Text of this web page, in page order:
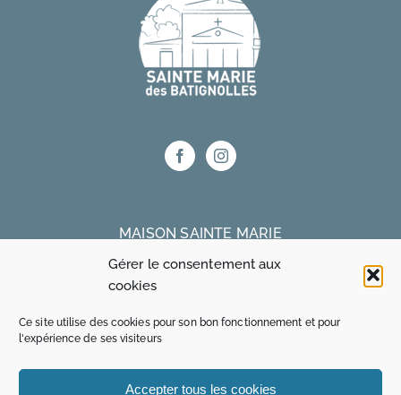
Gérer le consentement aux
cookies
Ce site utilise des cookies pour son bon fonctionnement et pour
l'expérience de ses visiteurs
Accepter tous les cookies
MAISON SAINTE MARIE
75 bis rue Truffaut 75017 Paris
MAISON OZANAM
15 rue René Blum 75017 Paris
01 48 24 60 30